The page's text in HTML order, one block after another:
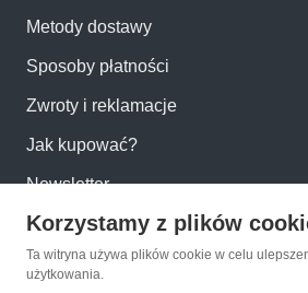
Metody dostawy
Sposoby płatności
Zwroty i reklamacje
Jak kupować?
Newsletter
Konto
Korzystamy z plików
Ta witryna używa plików cookie w celu
użytkowania.